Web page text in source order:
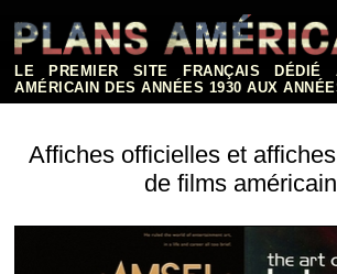
contenu
LE PREMIER SITE FRANÇAIS DÉDIÉ
AMÉRICAIN DES ANNÉES 1930 AUX
Affiches officielles et
de films